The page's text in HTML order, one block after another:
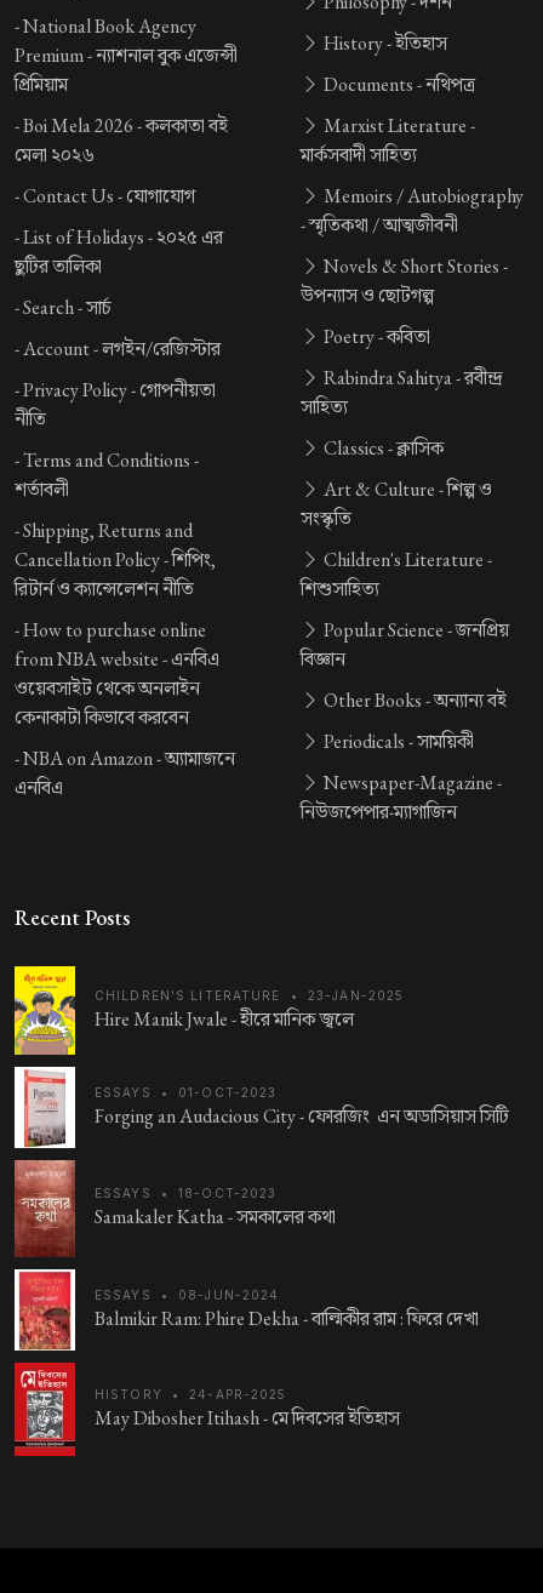
-National Book Agency
Premium -ন্যাশনাল বুক এজেন্সী
প্রিমিয়াম
-Boi Mela 2026 -কলকাতা বই
মেলা ২০২৬
-Contact Us -যোগাযোগ
-List of Holidays -২০২৫ এর
ছুটির তালিকা
-Search -সার্চ
-Account -লগইন/রেজিস্টার
-Privacy Policy -গোপনীয়তা
নীতি
-Terms and Conditions -
শর্তাবলী
-Shipping, Returns and
Cancellation Policy -শিপিং,
রিটার্ন ও ক্যান্সেলেশন নীতি
-How to purchase online
from NBA website -এনবিএ
ওয়েবসাইট থেকে অনলাইন
কেনাকাটা কিভাবে করবেন
-NBA on Amazon -অ্যামাজনে
এনবিএ
History -ইতিহাস
Documents -নথিপত্র
Marxist Literature -
মার্কসবাদী সাহিত্য
Memoirs / Autobiography
-স্মৃতিকথা / আত্মজীবনী
Novels & Short Stories -
উপন্যাস ও ছোটগল্প
Poetry -কবিতা
Rabindra Sahitya -রবীন্দ্র
সাহিত্য
Classics -ক্লাসিক
Art & Culture -শিল্প ও
সংস্কৃতি
Children's Literature -
শিশুসাহিত্য
Popular Science -জনপ্রিয়
বিজ্ঞান
Other Books -অন্যান্য বই
Periodicals -সাময়িকী
Newspaper-Magazine -
নিউজপেপার-ম্যাগাজিন
Recent Posts
CHILDREN'S LITERATURE • 23-JAN-2025
Hire Manik Jwale -হীরে মানিক জ্বলে
ESSAYS • 01-OCT-2023
Forging an Audacious City -ফোরজিং এন অডাসিয়াস সিটি
ESSAYS • 18-OCT-2023
Samakaler Katha -সমকালের কথা
ESSAYS • 08-JUN-2024
Balmikir Ram: Phire Dekha -বাল্মিকীর রাম : ফিরে দেখা
HISTORY • 24-APR-2025
May Dibosher Itihash -মে দিবসের ইতিহাস